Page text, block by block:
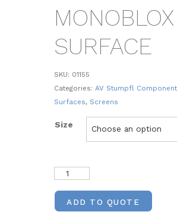
SURFACE
SKU: 01155
Categories: AV Stumpfl
Surfaces, Screens
Size
ADD TO QUOTE